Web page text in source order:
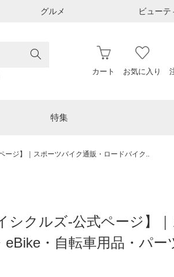
グルメ ビューテ
カート お気に入り
特集
ージ】｜スポーツバイク通販・ロードバイク..
クルズ‐公式ページ】
・自転車用品・パー